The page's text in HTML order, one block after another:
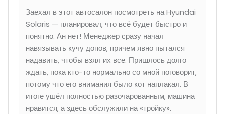
Заехал в этот автосалон посмотреть на Hyundai
Solaris — планировал, что всё будет быстро и
понятно. Ан нет! Менеджер сразу начал
навязывать кучу допов, причем явно пытался
надавить, чтобы взял их все. Пришлось долго
ждать, пока кто-то нормально со мной поговорит,
потому что его внимания было кот наплакал. В
итоге ушёл полностью разочарованным, машина
нравится, а здесь обслужили на «тройку».